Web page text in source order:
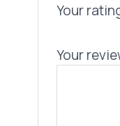
Your
Your